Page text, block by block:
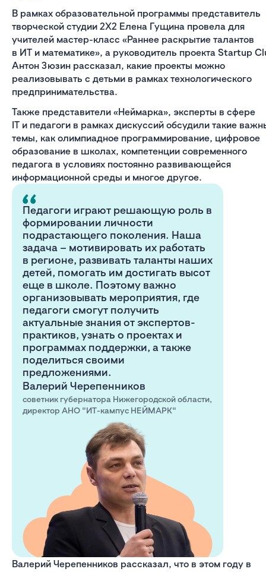
В рамках образовательной программы представитель
творческой студии 2X2 Елена Гущина провела для
учителей мастер-класс «Раннее раскрытие талантов
в ИТ и математике», а руководитель проекта Startup
Антон Зюзин рассказал, какие проекты можно
реализовывать с детьми в рамках технологического
предпринимательства.
Также представители «Неймарка», эксперты в сфере
IT и педагоги в рамках дискуссий обсудили такие
темы, как олимпиадное программирование, цифровое
образование в школах, компетенции современного
педагога в условиях постоянно развивающейся
информационной среды и многое другое.
Педагоги играют решающую роль в
формировании личности
подрастающего поколения. Наша
задача – мотивировать их работать
в регионе, развивать таланты наших
детей, помогать им достигать высот
еще в школе. Поэтому важно
организовывать мероприятия, где
педагоги смогут получить
актуальные знания от экспертов-
практиков, узнать о проектах и
программах поддержки, а также
поделиться своими
предложениями.
Валерий Черепенников
советник губернатора Нижегородской области,
директор АНО "ИТ-кампус НЕЙМАРК"
Валерий Черепенников рассказал, что в этом году в